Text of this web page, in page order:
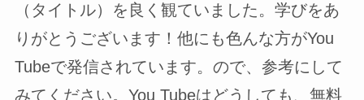
（タイトル）を良く観ていました。学びをあ
りがとうございます！他にも色んな方がYou
Tubeで発信されています。ので、参考にして
みてください。You Tubeはどうしても、無料